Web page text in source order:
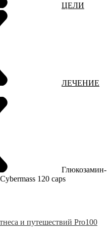
ЦЕЛИ
ЛЕЧЕНИЕ
Глюкозамин-
120 caps
и путешествий Pro100